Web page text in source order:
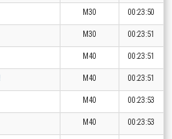
M30 00:23:50
M30 00:23:51
M40 00:23:51
M40 00:23:51
M40 00:23:53
M40 00:23:53